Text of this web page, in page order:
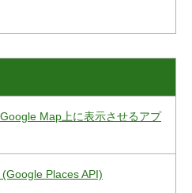
Map上に表示させるアプ
Places API)